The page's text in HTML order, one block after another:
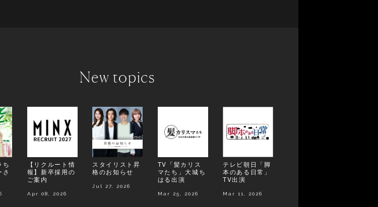
New topics
ち
さ
【リクルート情
報】新卒採用の
ご案内
Apr 08, 2026
スタイリスト昇
格のお知らせ
Jul 27, 2026
TV「髪カリス
マたち」大城ち
はる出演
Mar 25, 2026
テレビ朝日「脚
本のある日常」
TV出演
Mar 11, 2026